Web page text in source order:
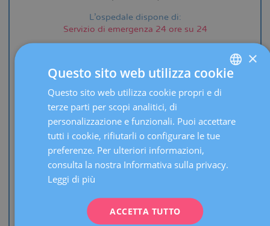
L'ospedale dispone di:
Servizio di emergenza 24 ore su 24
Sabadell
+34 93 227 48 96
Chiamaci e ti daremo
(soggetto a disponibilità).
Ricevimento Piano 4
Passeig Rubió i Ors, 23
SPANISH
DEUTSCH
×
Questo sito web utilizza cookie
Questo sito web utilizza cookie propri e di
terze parti per scopi analitici, di
personalizzazione e funzionali. Puoi accettare
tutti i cookie, rifiutarli o configurare le tue
preferenze. Per ulteriori informazioni,
consulta la nostra Informativa sulla privacy.
Leggi di più
ACCETTA TUTTO